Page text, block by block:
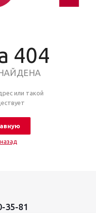
404
или такой
35-81